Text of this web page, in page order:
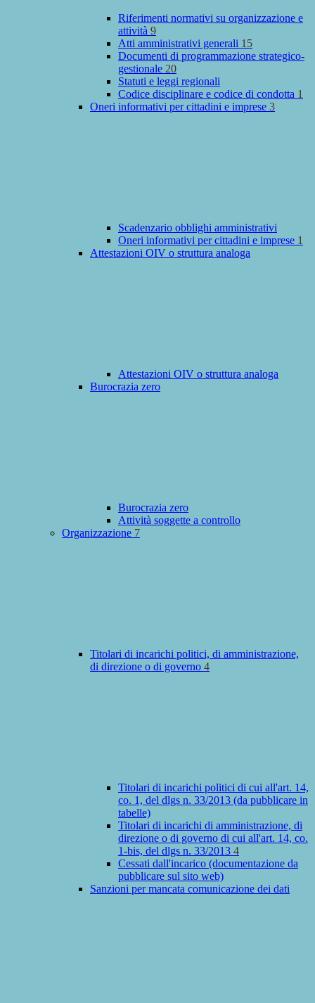
Riferimenti normativi su organizzazione e
attività 9
Atti amministrativi generali 15
Documenti di programmazione strategico-
gestionale 20
Statuti e leggi regionali
Codice disciplinare e codice di condotta 1
Oneri informativi per cittadini e imprese 3
Scadenzario obblighi amministrativi
Oneri informativi per cittadini e imprese 1
Attestazioni OIV o struttura analoga
Attestazioni OIV o struttura analoga
Burocrazia zero
Burocrazia zero
Attività soggette a controllo
Organizzazione 7
Titolari di incarichi politici, di amministrazione,
di direzione o di governo 4
Titolari di incarichi politici di cui all'art. 14,
co. 1, del dlgs n. 33/2013 (da pubblicare in
tabelle)
Titolari di incarichi di amministrazione, di
direzione o di governo di cui all'art. 14, co.
1-bis, del dlgs n. 33/2013 4
Cessati dall'incarico (documentazione da
pubblicare sul sito web)
Sanzioni per mancata comunicazione dei dati